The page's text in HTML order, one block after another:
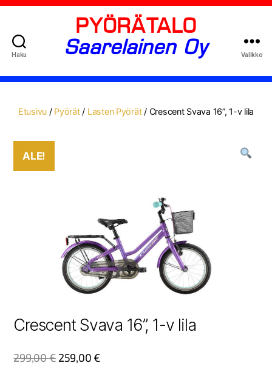
Haku
PYÖRÄTALO
Saarelainen Oy
Valikko
Etusivu / Pyörät/ Lasten Pyörät/ Crescent Svava 16”, 1-v lila
ALE!
Crescent Svava 16”, 1-v lila
299,00€ 259,00 €